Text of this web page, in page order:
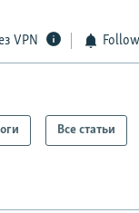
VPN
Все статьи